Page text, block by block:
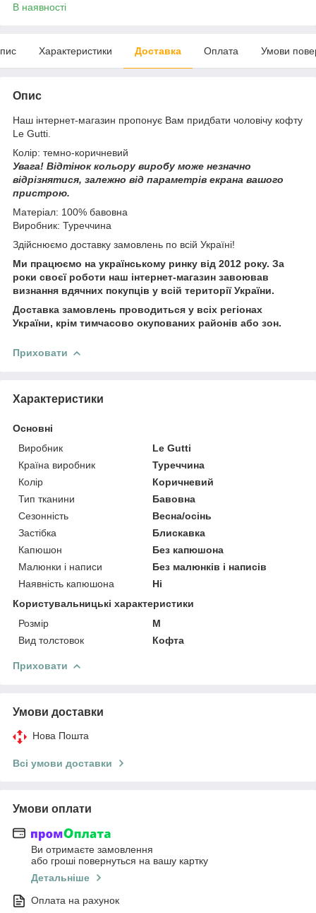
В наявності
Характеристики Доставка Оплата Умови
Опис
Наш інтернет-магазин пропонує Вам придбати чоловічу кофту
Le Gutti.
Колір: темно-коричневий
Увага! Відтінок кольору виробу може незначно
відрізнятися, залежно від параметрів екрана вашого
пристрою.
Матеріал: 100% бавовна
Виробник: Туреччина
Здійснюємо доставку замовлень по всій Україні!
Ми працюємо на українському ринку від 2012 року. За
роки своєї роботи наш інтернет-магазин завоював
визнання вдячних покупців у всій території України.
Доставка замовлень проводиться у всіх регіонах
України, крім тимчасово окупованих районів або зон.
Приховати
Характеристики
Основні
Виробник
Le Gutti
Країна виробник
Туреччина
Колір
Коричневий
Тип тканини
Бавовна
Сезонність
Весна/осінь
Застібка
Блискавка
Капюшон
Без капюшона
Малюнки і написи
Без малюнків і написів
Наявність капюшона
Ні
Користувальницькі характеристики
Розмір
M
Вид толстовок
Кофта
Приховати
Умови доставки
Нова Пошта
Всі умови доставки
Умови оплати
Ви отримаєте замовлення
або гроші повернуться на вашу картку
Детальніше
Оплата на рахунок